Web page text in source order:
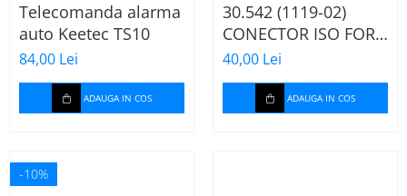
Telecomanda alarma
auto Keetec TS10
84,00 Lei
ADAUGA IN COS
30.542 (1119-02)
CONECTOR ISO FORD
FIESTA/FUSION,
2002-2005
40,00 Lei
ADAUGA IN COS
-10%